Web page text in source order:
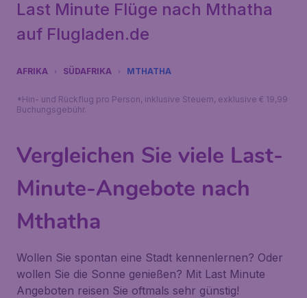
Last Minute Flüge nach Mthatha
auf Flugladen.de
AFRIKA SÜDAFRIKA MTHATHA
*Hin- und Rückflug pro Person, inklusive Steuern, exklusive € 19,99
Buchungsgebühr.
Vergleichen Sie viele Last-
Minute-Angebote nach
Mthatha
Wollen Sie spontan eine Stadt kennenlernen? Oder
wollen Sie die Sonne genießen? Mit Last Minute
Angeboten reisen Sie oftmals sehr günstig!